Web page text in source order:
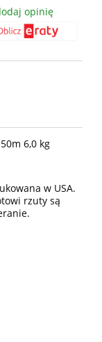
opinię
6,0 kg
w USA.
rzuty są